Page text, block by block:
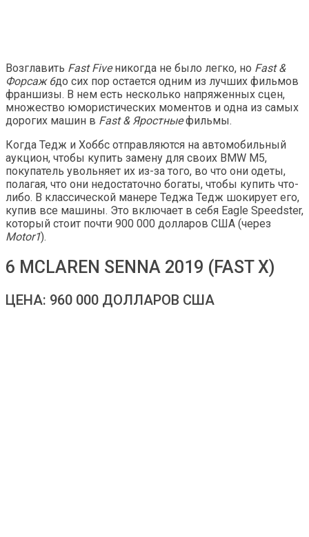
Возглавить Fast Fiveникогда не было легко, но Fast &
Форсаж 6до сих пор остается одним из лучших фильмов
франшизы. В нем есть несколько напряженных сцен,
множество юмористических моментов и одна из самых
дорогих машин в Fast & Яростныефильмы.
Когда Тедж и Хоббс отправляются на автомобильный
аукцион, чтобы купить замену для своих BMW M5,
покупатель увольняет их из-за того, во что они одеты,
полагая, что они недостаточно богаты, чтобы купить что-
либо. В классической манере Теджа Тедж шокирует его,
купив все машины. Это включает в себя Eagle Speedster,
который стоит почти 900 000 долларов США (через
Motor1).
6 MCLAREN SENNA 2019 (FAST X)
ЦЕНА: 960 000 ДОЛЛАРОВ США